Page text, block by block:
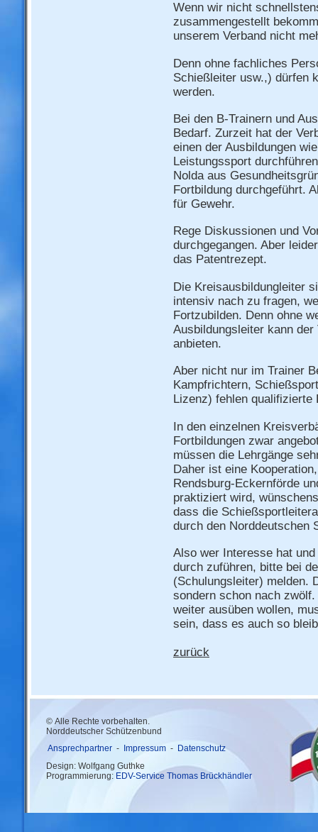
Wenn wir nicht
zusammengestellt
unserem Verband nicht
Denn ohne fachliches
Schießleiter usw.,) dürfen
werden.
Bei den B-Trainern und
Bedarf. Zurzeit hat der
einen der Ausbildungen
Leistungssport
Nolda aus
Fortbildung durchgeführt.
für Gewehr.
Rege Diskussionen und
durchgegangen. Aber
das Patentrezept.
Die Kreisausbildungleiter
intensiv nach zu fragen,
Fortzubilden. Denn ohne
Ausbildungsleiter kann der
anbieten.
Aber nicht nur im Trainer
Kampfrichtern,
Lizenz) fehlen qualifizierte
In den einzelnen
Fortbildungen zwar
müssen die Lehrgänge
Daher ist eine
Rendsburg-Eckernförde
praktiziert wird,
dass die
durch den Norddeutschen
Also wer Interesse hat
durch zuführen, bitte bei
(Schulungsleiter) melden.
sondern schon nach
weiter ausüben wollen,
sein, dass es auch so
zurück
© Alle Rechte vorbehalten.
Norddeutscher Schützenbund
Ansprechpartner - Impressum - Datenschutz
Design: Wolfgang Guthke
Programmierung: EDV-Service Thomas Brückhändler